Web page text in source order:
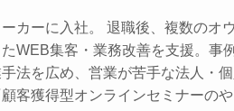
カーに入社。 退職後、複数のオ
WEB集客・業務改善を支援。事
法を広め、営業が苦手な法人・
客獲得型オンラインセミナーのや